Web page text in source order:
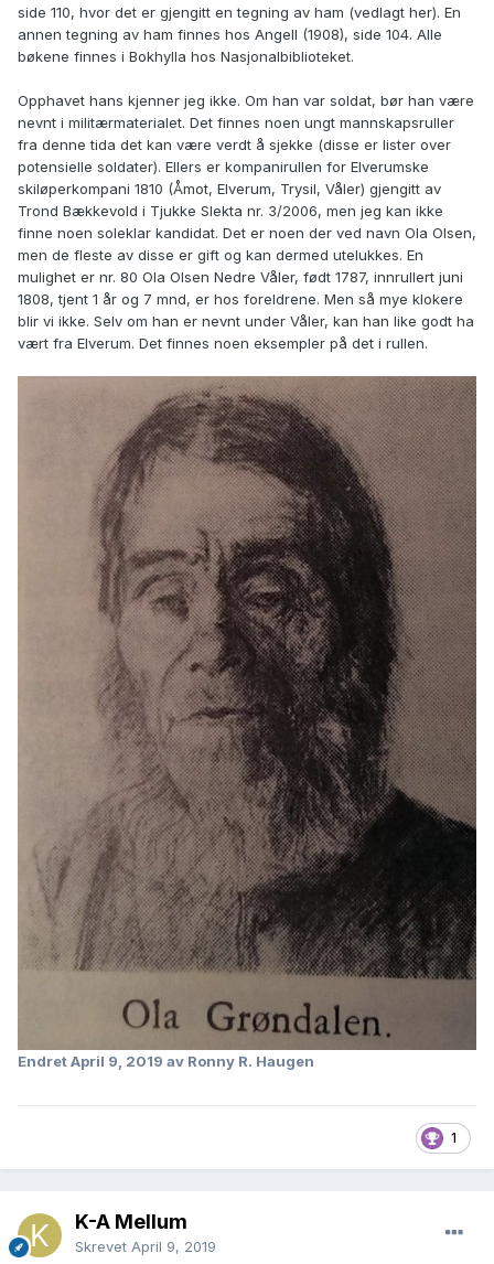
side 110, hvor det er gjengitt en tegning av ham (vedlagt her). En
annen tegning av ham finnes hos Angell (1908), side 104. Alle
bøkene finnes i Bokhylla hos Nasjonalbiblioteket.
Opphavet hans kjenner jeg ikke. Om han var soldat, bør han være
nevnt i militærmaterialet. Det finnes noen ungt mannskapsruller
fra denne tida det kan være verdt å sjekke (disse er lister over
potensielle soldater). Ellers er kompanirullen for Elverumske
skiløperkompani 1810 (Åmot, Elverum, Trysil, Våler) gjengitt av
Trond Bækkevold i Tjukke Slekta nr. 3/2006, men jeg kan ikke
finne noen soleklar kandidat. Det er noen der ved navn Ola Olsen,
men de fleste av disse er gift og kan dermed utelukkes. En
mulighet er nr. 80 Ola Olsen Nedre Våler, født 1787, innrullert juni
1808, tjent 1 år og 7 mnd, er hos foreldrene. Men så mye klokere
blir vi ikke. Selv om han er nevnt under Våler, kan han like godt ha
vært fra Elverum. Det finnes noen eksempler på det i rullen.
EndretApril 9, 2019 av Ronny R. Haugen
1
K-A Mellum
Skrevet April 9, 2019